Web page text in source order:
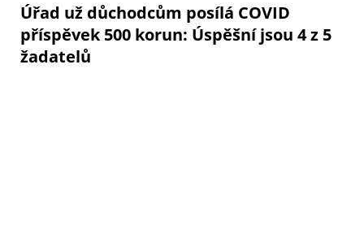
Úřad už důchodcům posílá COVID
příspěvek 500 korun: Úspěšní jsou 4 z 5
žadatelů